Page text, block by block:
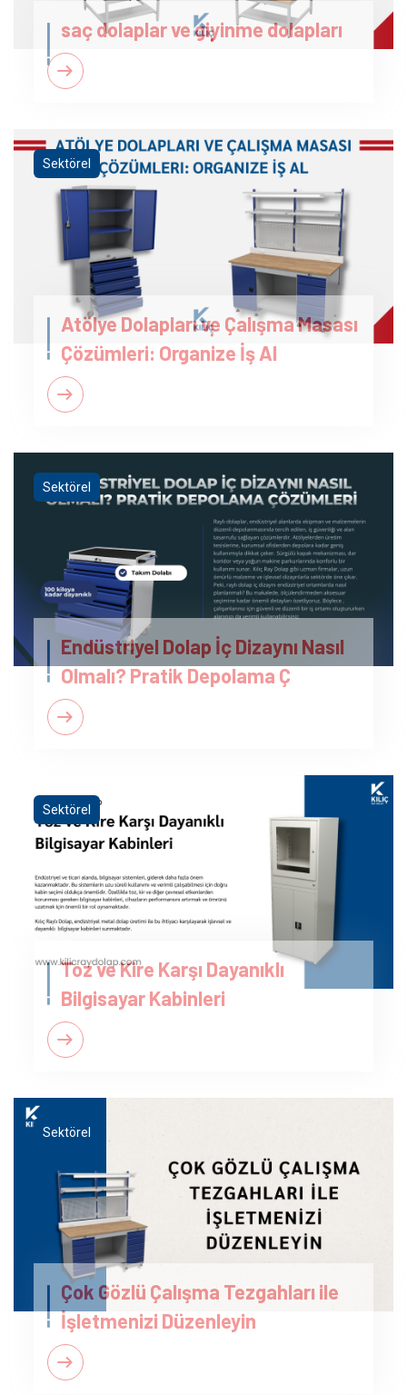
saç dolaplar ve giyinme dolapları
Sektörel
Atölye Dolapları ve Çalışma Masası
Çözümleri: Organize İş Al
Sektörel
Endüstriyel Dolap İç Dizaynı Nasıl
Olmalı? Pratik Depolama Ç
Sektörel
Toz ve Kire Karşı Dayanıklı
Bilgisayar Kabinleri
Sektörel
Çok Gözlü Çalışma Tezgahları ile
İşletmenizi Düzenleyin